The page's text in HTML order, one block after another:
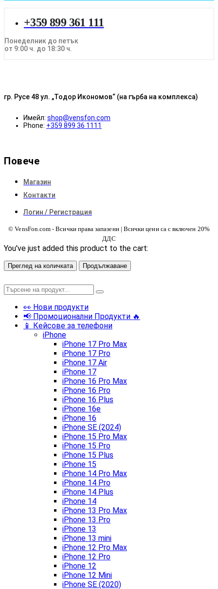
+359 899 361 111
Понеделник до петък
от 9:00 ч. до 18:30 ч.
гр. Русе 48 ул. „Тодор Икономов“ (на гърба на комплекса)
Имейл: shop@vensfon.com
Phone: +359 899 36 1111
Повече
Магазин
Контакти
Логин / Регистрация
© VensFon.com - Всички права запазени | Всички цени са с включен 20%
ДДС
You've just added this product to the cart:
Преглед на количката Продължаване
👀 Нови продукти
📢 Промоционални Продукти 🔥
📱 Кейсове за телефони
iPhone
iPhone 17 Pro Max
iPhone 17 Pro
iPhone 17 Air
iPhone 17
iPhone 16 Pro Max
iPhone 16 Pro
iPhone 16 Plus
iPhone 16e
iPhone 16
iPhone SE (2024)
iPhone 15 Pro Max
iPhone 15 Pro
iPhone 15 Plus
iPhone 15
iPhone 14 Pro Max
iPhone 14 Pro
iPhone 14 Plus
iPhone 14
iPhone 13 Pro Max
iPhone 13 Pro
iPhone 13
iPhone 13 mini
iPhone 12 Pro Max
iPhone 12 Pro
iPhone 12
iPhone 12 Mini
iPhone SE (2020)